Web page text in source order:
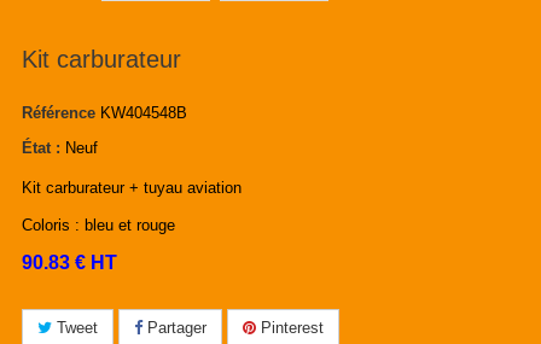
Kit carburateur
Référence KW404548B
État : Neuf
Kit carburateur + tuyau aviation
Coloris : bleu et rouge
90.83 € HT
Tweet Partager Pinterest